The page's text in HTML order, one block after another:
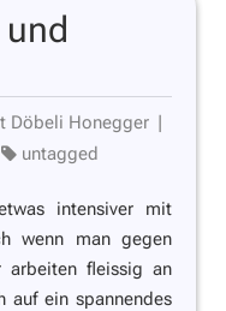
Döbeli Honegger |
untagged
intensiver mit
wenn man gegen
arbeiten fleissig an
auf ein spannendes